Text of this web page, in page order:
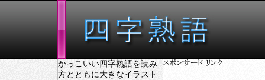
かっこいい四字熟語を読み
方とともに大きなイラスト